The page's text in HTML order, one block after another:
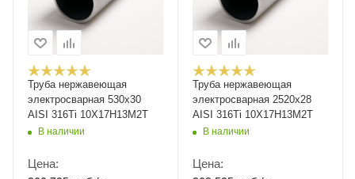
Труба нержавеющая
электросварная 530х30
AISI 316Ti 10Х17Н13М2Т
В наличии
Цена:
Труба нержавеющая
электросварная 2520х28
AISI 316Ti 10Х17Н13М2Т
В наличии
Цена: